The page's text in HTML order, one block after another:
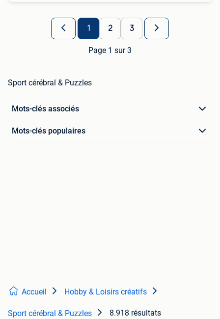
1 2 3
Page 1 sur 3
Sport cérébral & Puzzles
Mots-clés associés
Mots-clés populaires
Accueil Hobby & Loisirs créatifs
Sport cérébral & Puzzles 8.918 résultats